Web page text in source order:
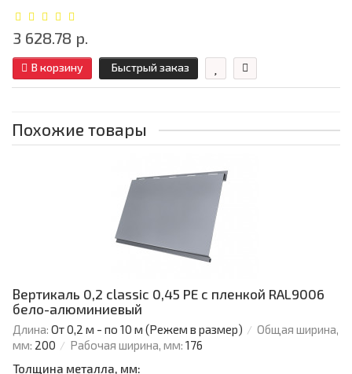
3 628.78 р.
В корзину Быстрый заказ
Похожие товары
Вертикаль 0,2 classic 0,45 PE с пленкой RAL9006
бело-алюминиевый
Длина: От 0,2 м - по 10 м (Режем в размер)
Общая ширина,
мм: 200 Рабочая ширина, мм: 176
Толщина металла, мм: